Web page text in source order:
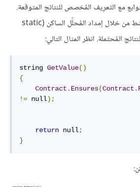
مع التَعرِيف المُخصص للنتائج المتوقعة.
يُساعد ذلك على تنْفيذ مُبسَط من خلال إمداد المُحلِّل الساكن (static
string GetValue()
{
Contract . Ensures(Contract .
!= null);
return null;
}